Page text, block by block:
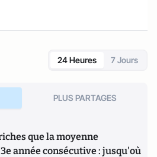
24 Heures 7 Jours
PLUS PARTAGES
que la moyenne
année consécutive : jusqu'où